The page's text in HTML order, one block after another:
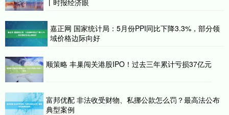
丨时报经济眼
嘉正网 国家统计局：5月份PPI同比下降3.3%，部分领
域价格边际向好
顺策略 丰巢闯关港股IPO！过去三年累计亏损37亿元
富邦优配 非法收受财物、私挪公款怎么罚？最高法公布
典型案例